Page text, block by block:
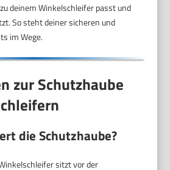
deinem Winkelschleifer passt und
So steht deiner sicheren und
im Wege.
zur Schutzhaube
die Schutzhaube?
sitzt vor der